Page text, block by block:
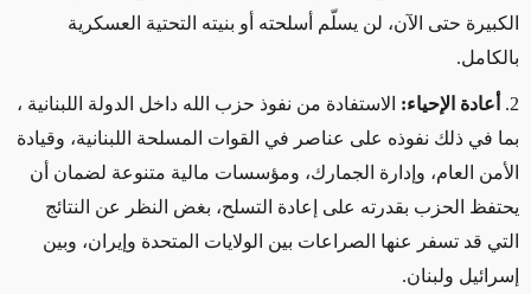
الكبيرة حتى الآن، لن يسلّم أسلحته أو بنيته التحتية العسكرية
بالكامل.
2. أعادة الإحياء: الاستفادة من نفوذ حزب الله داخل الدولة اللبنانية ،
بما في ذلك نفوذه على عناصر في القوات المسلحة اللبنانية، وقيادة
الأمن العام، وإدارة الجمارك، ومؤسسات مالية متنوعة لضمان أن
يحتفظ الحزب بقدرته على إعادة التسلح، بغض النظر عن النتائج
التي قد تسفر عنها الصراعات بين الولايات المتحدة وإيران، وبين
إسرائيل ولبنان.